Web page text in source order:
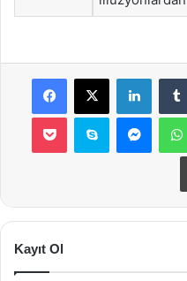
Facebook
X
Pocket Skype
Kayıt Ol